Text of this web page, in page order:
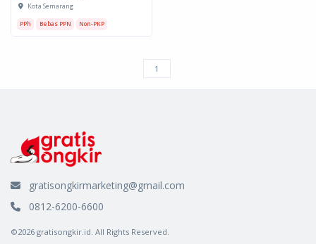
Kota Semarang
PPh Bebas PPN Non-PKP
gratisongkirmarketing@gmail.com
0812-6200-6600
©2026 gratisongkir.id. All Rights Reserved.